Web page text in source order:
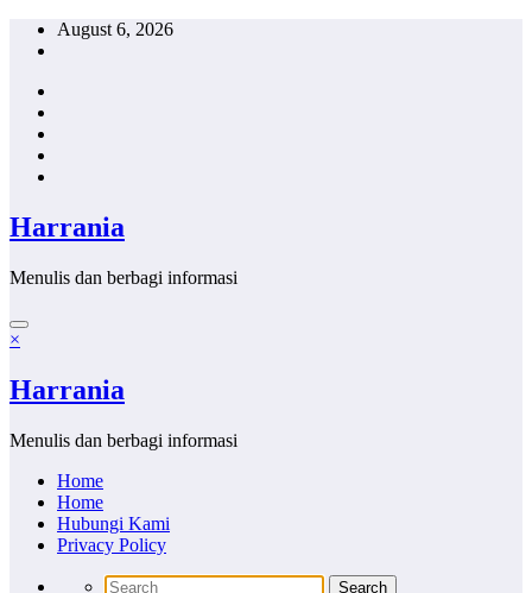
Skip
August 6, 2026
Harrania
Menulis dan berbagi informasi
×
Harrania
Menulis dan berbagi informasi
Home
Home
Hubungi Kami
Privacy Policy